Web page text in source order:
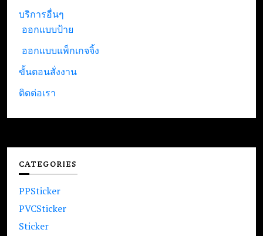
บริการอื่นๆ
ออกแบบป้าย
ออกแบบแพ็กเกจจิ้ง
ขั้นตอนสั่งงาน
ติดต่อเรา
CATEGORIES
PPSticker
PVCSticker
Sticker